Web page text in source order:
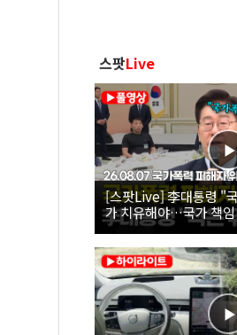
스팟Live
[스팟Live] 李대통령 "
가 치유해야…국가 책
26.08.07 국가폭력 피해